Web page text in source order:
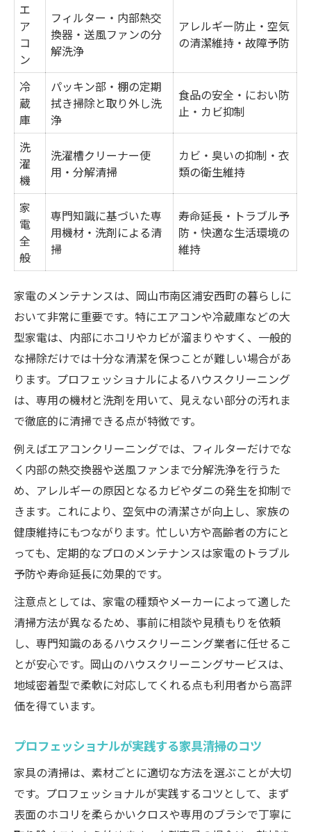
エ
ア
コ
ン
フィルター・内部熱交
換器・送風ファンの分
解洗浄
アレルギー防止・空気
の清潔維持・故障予防
冷
蔵
庫
パッキン部・棚の定期
拭き掃除と取り外し洗
浄
食品の安全・におい防
止・カビ抑制
洗
濯
機
洗濯槽クリーナー使
用・分解清掃
カビ・臭いの抑制・衣
類の衛生維持
家
電
全
般
専門知識に基づいた専
用機材・洗剤による清
掃
寿命延長・トラブル予
防・快適な生活環境の
維持
家電のメンテナンスは、岡山市南区浦安西町の暮らしに
おいて非常に重要です。特にエアコンや冷蔵庫などの大
型家電は、内部にホコリやカビが溜まりやすく、一般的
な掃除だけでは十分な清潔を保つことが難しい場合があ
ります。プロフェッショナルによるハウスクリーニング
は、専用の機材と洗剤を用いて、見えない部分の汚れま
で徹底的に清掃できる点が特徴です。
例えばエアコンクリーニングでは、フィルターだけでな
く内部の熱交換器や送風ファンまで分解洗浄を行うた
め、アレルギーの原因となるカビやダニの発生を抑制で
きます。これにより、空気中の清潔さが向上し、家族の
健康維持にもつながります。忙しい方や高齢者の方にと
っても、定期的なプロのメンテナンスは家電のトラブル
予防や寿命延長に効果的です。
注意点としては、家電の種類やメーカーによって適した
清掃方法が異なるため、事前に相談や見積もりを依頼
し、専門知識のあるハウスクリーニング業者に任せるこ
とが安心です。岡山のハウスクリーニングサービスは、
地域密着型で柔軟に対応してくれる点も利用者から高評
価を得ています。
プロフェッショナルが実践する家具清掃のコツ
家具の清掃は、素材ごとに適切な方法を選ぶことが大切
です。プロフェッショナルが実践するコツとして、まず
表面のホコリを柔らかいクロスや専用のブラシで丁寧に